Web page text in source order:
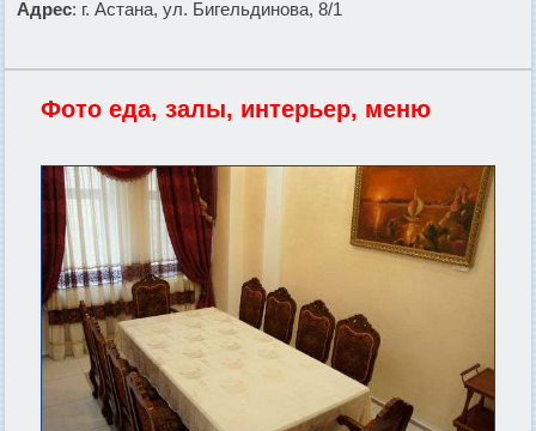
Адрес: г. Астана, ул. Бигельдинова, 8/1
Фото еда, залы, интерьер, меню